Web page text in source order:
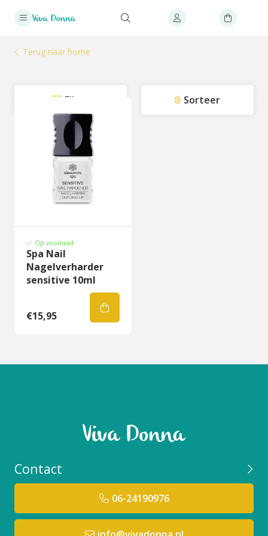
Terug naar home
Filter Sorteer
Op voorraad
Spa Nail
Nagelverharder
sensitive 10ml
€15,95
Contact
06-24190976